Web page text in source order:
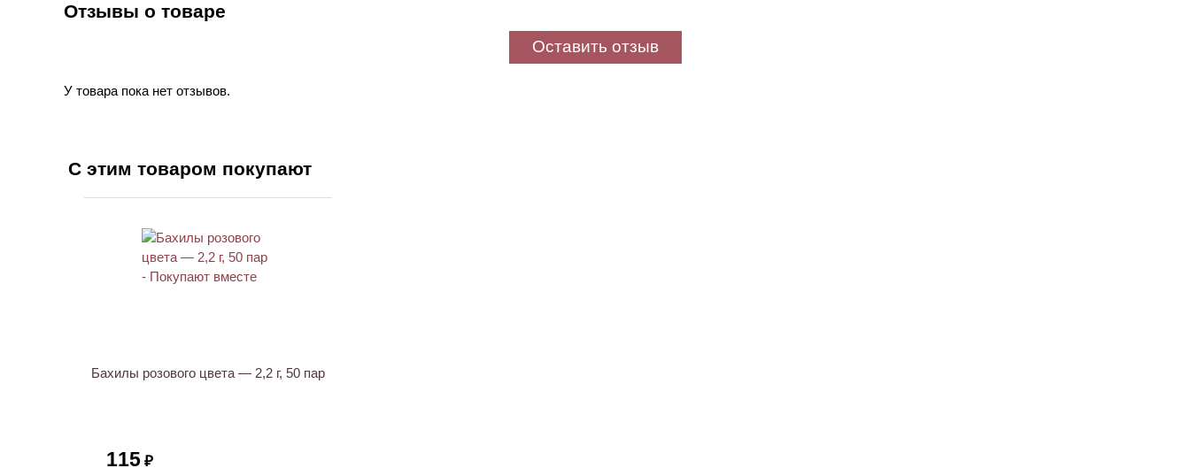
Отзывы о товаре
Оставить отзыв
У товара пока нет отзывов.
С этим товаром покупают
Бахилы розового цвета — 2,2 г, 50 пар
115 ₽